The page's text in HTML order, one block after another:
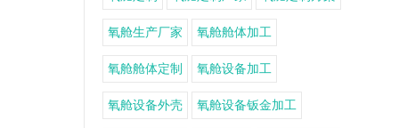
氧舱生产厂家 氧舱舱体加工
氧舱舱体定制 氧舱设备加工
氧舱设备外壳 氧舱设备钣金加工